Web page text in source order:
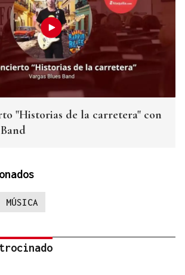
"Historias de la carretera" con
MÚSICA